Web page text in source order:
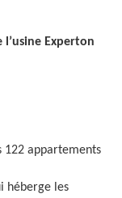
Experton
122 appartements
héberge les